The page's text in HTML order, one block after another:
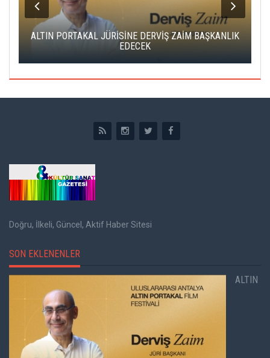
ALTIN PORTAKAL JÜRİSİNE DERVİŞ ZAİM BAŞKANLIK
EDECEK
Doğru, İlkeli, Güncel, Aktif Haber Sitesi
SON EKLENENLER
ALTIN